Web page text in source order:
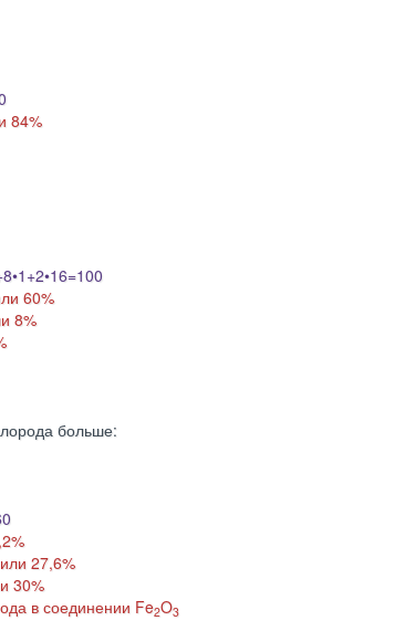
84%
•1 +2•16=100
60%
8%
больше:
27,6%
30%
в соединении Fe2O3